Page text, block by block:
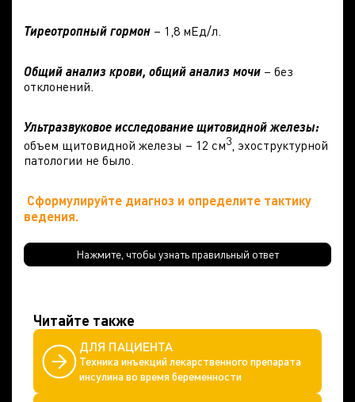
Тиреотропный гормон – 1,8 мЕд/л.
Общий анализ крови, общий анализ мочи – без
отклонений.
Ультразвуковое исследование щитовидной железы:
объем щитовидной железы – 12 см3, эхоструктурной
патологии не было.
Cформулируйте диагноз и определите тактику
ведения.
Нажмите, чтобы узнать правильный ответ
Читайте также
ДЛЯ ПАЦИЕНТА
Техника инъекций лекарственного препарата
инсулина во время беременности